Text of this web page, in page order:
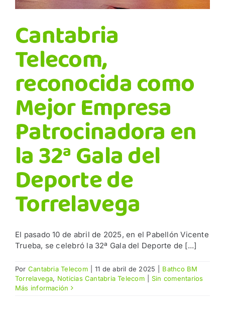
Cantabria
Telecom,
reconocida como
Mejor Empresa
Patrocinadora en
la 32ª Gala del
Deporte de
Torrelavega
El pasado 10 de abril de 2025, en el Pabellón Vicente
Trueba, se celebró la 32ª Gala del Deporte de [...]
Por Cantabria Telecom 11 de abril de 2025
Bathco BM
Torrelavega, Noticias Cantabria Telecom
Sin comentarios
Más información